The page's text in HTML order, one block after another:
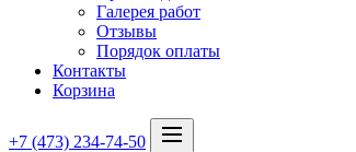
Галерея работ
Отзывы
Порядок оплаты
Контакты
Корзина
+7 (473) 234-74-50